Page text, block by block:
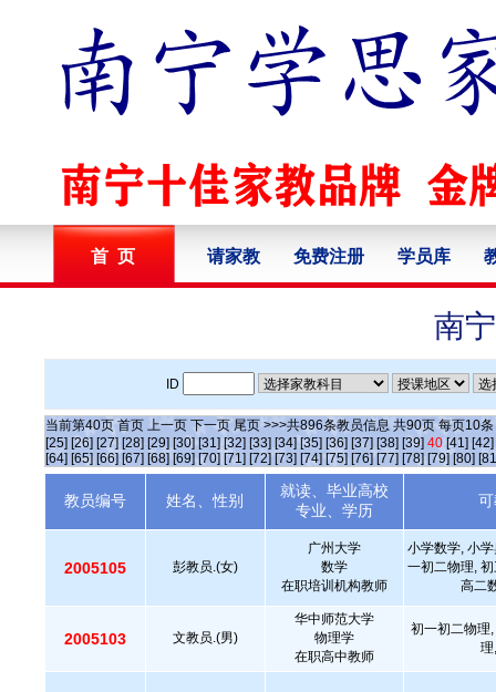
首 页 请家教 免费注册 学员库
南
ID
当前第40页 首页 上一页 下一页 尾页 >>>共896条教员信息 共90页 每页10条
[25] [26] [27] [28] [29] [30] [31] [32] [33] [34] [35] [36] [37] [38] [39] 40 [41] [42]
[64] [65] [66] [67] [68] [69] [70] [71] [72] [73] [74] [75] [76] [77] [78] [79] [80]
教员编号 姓名、性别
就读、毕业高校
专业、学历
2005105 彭教员.(女)
广州大学
数学
在职培训机构教师
小学数学, 小
一初二物理,
高二
2005103 文教员.(男)
华中师范大学
物理学
在职高中教师
初一初二物理